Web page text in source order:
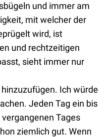
und immer am
mit welcher der
wird, ist
und rechtzeitigen
sieht immer nur
Ich würde
Jeden Tag ein bis
Tages
ziemlich gut. Wenn